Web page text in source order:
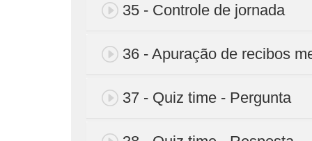
35 - Controle de jornada
36 - Apuração de recibos
37 - Quiz time - Pergunta